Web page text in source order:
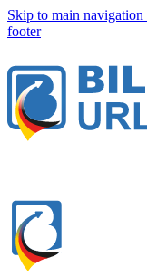
Skip to main navigation
footer